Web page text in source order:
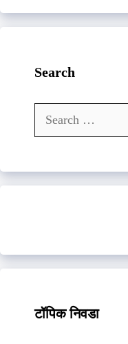
Search
Search
for:
टॉपिक निवडा